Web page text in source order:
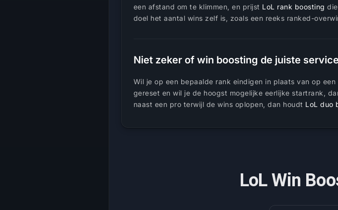
een afstand om te klimmen, en prijst LoL rank boosting
doel het aantal wins zelf is, zoals een reeks ranked-
Niet zeker of win boosting de juiste
Wil je op een bepaalde rank eindigen in plaats van op
gereset en wil je de hoogst mogelijke eerlijke startrank,
naast een pro terwijl de wins oplopen, dan houdt LoL duo
LoL Win